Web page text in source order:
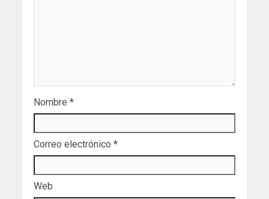
Nombre *
Correo electrónico *
Web